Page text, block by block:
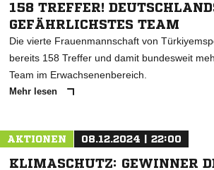
158 TREFFER!
GEFÄHRLICHSTES TEAM
Die vierte Frauenmannschaft von
bereits 158 Treffer und damit bundesweit
Team im Erwachsenenbereich.
Mehr lesen
AKTIONEN 08.12.2024 | 22:00
KLIMASCHUTZ: GEWINNER